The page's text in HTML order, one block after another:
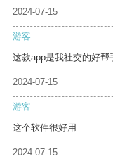
2024-07-15
游客
这款app是我社交的好帮
2024-07-15
游客
这个软件很好用
2024-07-15